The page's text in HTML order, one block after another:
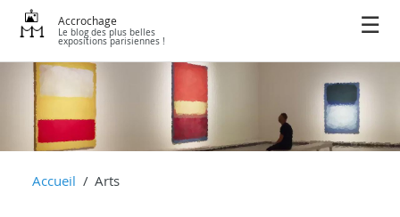
Accrochage
Le blog des plus belles
expositions parisiennes !
Accueil Arts